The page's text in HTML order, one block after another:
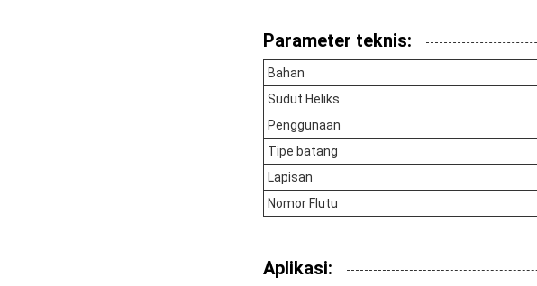
Parameter teknis:
Bahan
Sudut Heliks
Penggunaan
Tipe batang
Lapisan
Nomor Flutu
Aplikasi: